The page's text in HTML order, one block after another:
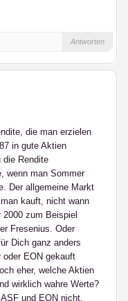
Antworten
die man erzielen
in gute Aktien
die Rendite
wenn man Sommer
Der allgemeine Markt
kauft, nicht wann
zum Beispiel
Fresenius. Oder
Dich ganz anders
oder EON gekauft
eher, welche Aktien
wirklich wahre Werte?
und EON nicht,